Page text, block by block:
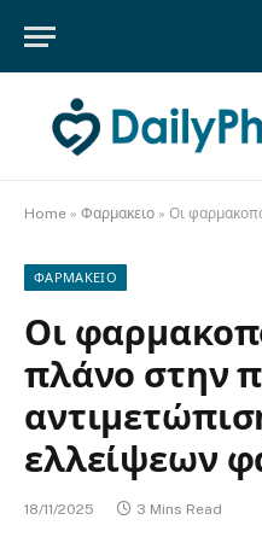
Home » Φαρμακειο » Οι φαρμακοποιοί σε
ΦΑΡΜΑΚΕΙΟ
Οι
πλάνο στην
ελλείψεων
18/11/2025 3 Mins Read